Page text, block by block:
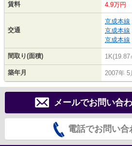
賃料 4.9万円
交通
京成本線
京成本線
京成本線
間取り(面積) 1K(19.87
築年月 2007年 5
メールでお問い合
電話でお問い合